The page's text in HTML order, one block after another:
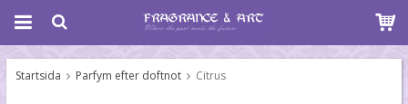
Startsida Parfym efter doftnot Citrus